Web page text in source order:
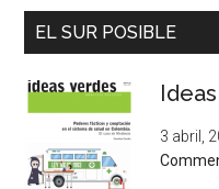
EL SUR POSIBLE
3 abril,